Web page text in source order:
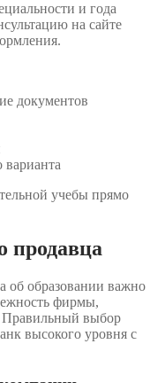
и года
на сайте
документов
учебы прямо
продавца
об образовании важно
фирмы,
Правильный выбор
высокого уровня с